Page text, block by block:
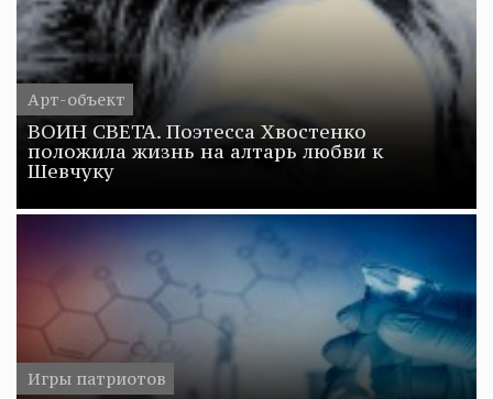
Арт-объект
ВОИН СВЕТА. Поэтесса Хвостенко
положила жизнь на алтарь любви к
Шевчуку
Игры патриотов